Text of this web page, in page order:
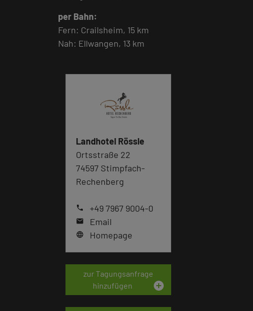
per Bahn:
Fern: Crailsheim, 15 km
Nah: Ellwangen, 13 km
Landhotel Rössle
Ortsstraße 22
74597 Stimpfach-
Rechenberg
phone +49 7967 9004-0
mail Email
language Homepage
zur Tagungsanfrage
hinzufügen
add_circle